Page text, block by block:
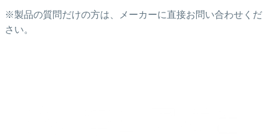
※製品の質問だけの方は、メーカーに直接お問い合わせくだ
さい。